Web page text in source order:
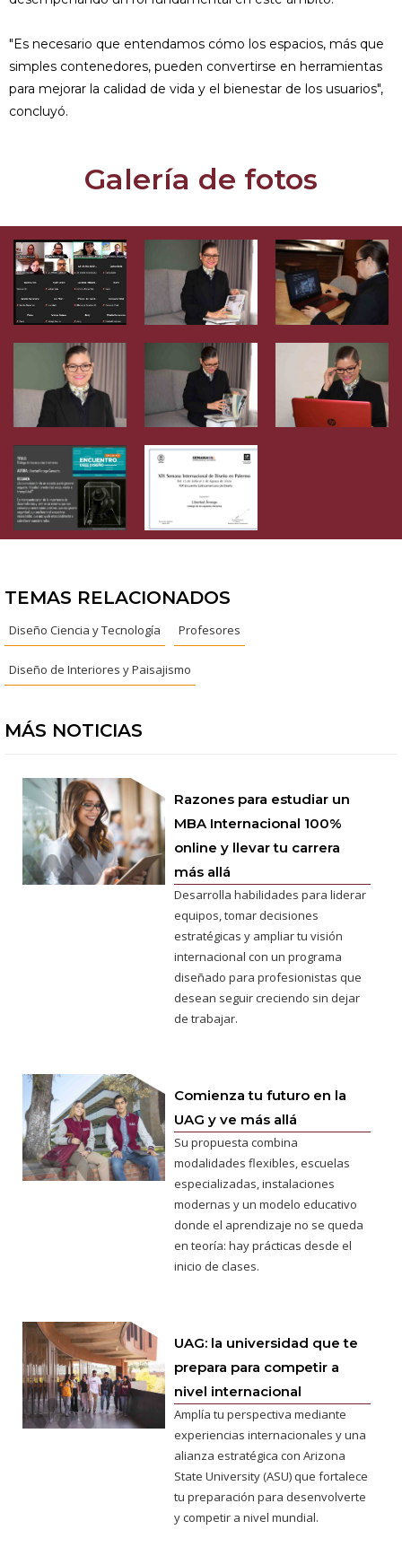
"Es necesario que entendamos cómo los espacios, más que
simples contenedores, pueden convertirse en herramientas
para mejorar la calidad de vida y el bienestar de los usuarios",
concluyó.
Galería de fotos
TEMAS RELACIONADOS
Diseño Ciencia y Tecnología Profesores
Diseño de Interiores y Paisajismo
MÁS NOTICIAS
Razones para estudiar un
MBA Internacional 100%
online y llevar tu carrera
más allá
Desarrolla habilidades para liderar
equipos, tomar decisiones
estratégicas y ampliar tu visión
internacional con un programa
diseñado para profesionistas que
desean seguir creciendo sin dejar
de trabajar.
Comienza tu futuro en la
UAG y ve más allá
Su propuesta combina
modalidades flexibles, escuelas
especializadas, instalaciones
modernas y un modelo educativo
donde el aprendizaje no se queda
en teoría: hay prácticas desde el
inicio de clases.
UAG: la universidad que te
prepara para competir a
nivel internacional
Amplía tu perspectiva mediante
experiencias internacionales y una
alianza estratégica con Arizona
State University (ASU) que fortalece
tu preparación para desenvolverte
y competir a nivel mundial.